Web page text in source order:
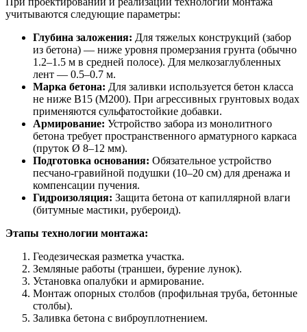
учитываются следующие параметры:
Глубина заложения: Для тяжелых конструкций (забор
из бетона) — ниже уровня промерзания грунта (обычно
1.2–1.5 м в средней полосе). Для мелкозаглубленных
лент — 0.5–0.7 м.
Марка бетона: Для заливки используется бетон класса
не ниже B15 (M200). При агрессивных грунтовых водах
применяются сульфатостойкие добавки.
Армирование: Устройство забора из монолитного
бетона требует пространственного арматурного каркаса
(пруток Ø 8–12 мм).
Подготовка основания: Обязательное устройство
песчано-гравийной подушки (10–20 см) для дренажа и
компенсации пучения.
Гидроизоляция: Защита бетона от капиллярной влаги
(битумные мастики, рубероид).
Этапы технологии монтажа:
Геодезическая разметка участка.
Земляные работы (траншеи, бурение лунок).
Установка опалубки и армирование.
Монтаж опорных столбов (профильная труба, бетонные
столбы).
Заливка бетона с виброуплотнением.